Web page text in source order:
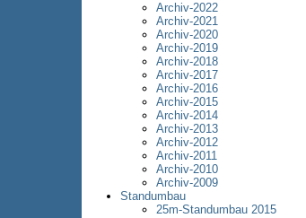
Archiv-2022
Archiv-2021
Archiv-2020
Archiv-2019
Archiv-2018
Archiv-2017
Archiv-2016
Archiv-2015
Archiv-2014
Archiv-2013
Archiv-2012
Archiv-2011
Archiv-2010
Archiv-2009
Standumbau
25m-Standumbau 2015